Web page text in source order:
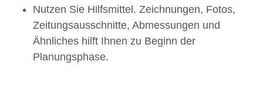
Nutzen Sie Hilfsmittel. Zeichnungen, Fotos,
Zeitungsausschnitte, Abmessungen und
Ähnliches hilft Ihnen zu Beginn der
Planungsphase.